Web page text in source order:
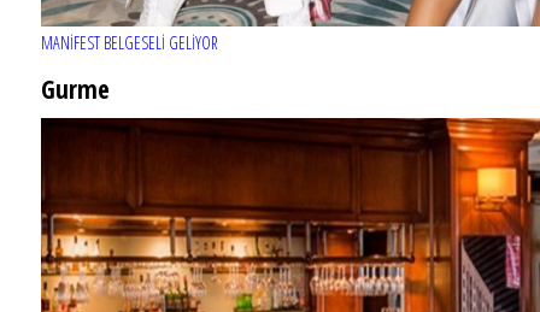
MANİFEST BELGESELİ GELİYOR
Gurme
EĞLENCE HAYATINA YENİ SOLUK: Gabbro Dream Theatre